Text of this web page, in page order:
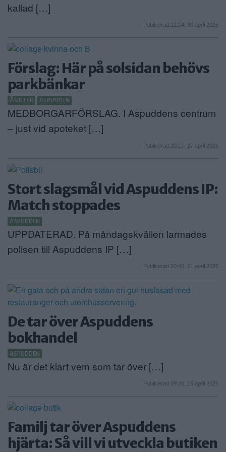
kallad […]
Publicerad 12:14, 30 april 2025
Förslag: Här på solsidan behövs
parkbänkar
ÅSIKTER ASPUDDEN
MEDBORGARFÖRSLAG. I Aspuddens centrum
– just vid apoteket […]
Publicerad 20:17, 27 april 2025
Stort slagsmål vid Aspuddens IP:
Match stoppades
ASPUDDEN
UPPDATERAD. På måndagskvällen larmades
polisen till Aspuddens IP […]
Publicerad 20:43, 21 april 2025
De tar över Aspuddens
bokhandel
ASPUDDEN
Nu är det klart vem som tar över […]
Publicerad 09:20, 15 april 2025
Familj tar över Aspuddens
hjärta: Så vill vi utveckla butiken